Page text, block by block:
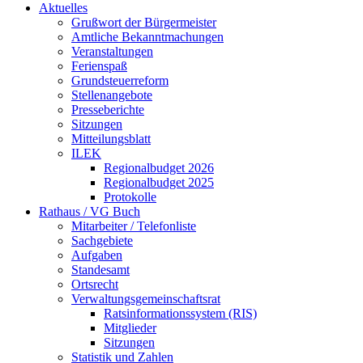
Aktuelles
Grußwort der Bürgermeister
Amtliche Bekanntmachungen
Veranstaltungen
Ferienspaß
Grundsteuerreform
Stellenangebote
Presseberichte
Sitzungen
Mitteilungsblatt
ILEK
Regionalbudget 2026
Regionalbudget 2025
Protokolle
Rathaus / VG Buch
Mitarbeiter / Telefonliste
Sachgebiete
Aufgaben
Standesamt
Ortsrecht
Verwaltungsgemeinschaftsrat
Ratsinformationssystem (RIS)
Mitglieder
Sitzungen
Statistik und Zahlen